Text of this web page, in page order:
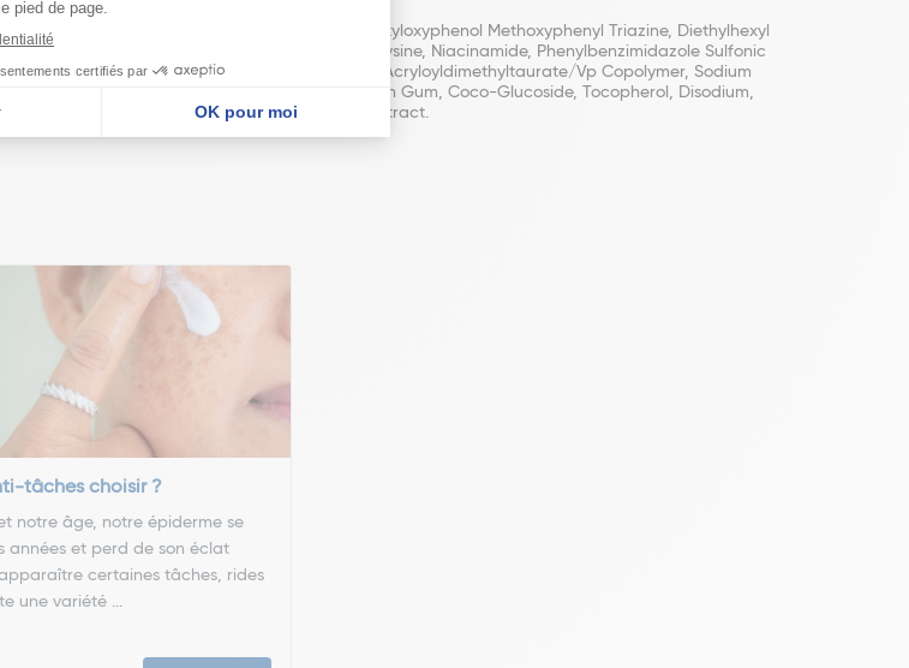
Glycerin, Ethylhexyl Triazone, Bis-Ethylhexyloxyphenol Methoxyphenyl Triazine, Diethylhexyl
Disodium Cetearyl Sulfosuccinate, Lauroyl Lysine, Niacinamide, Phenylbenzimidazole Sulfonic
Bisabolol, Hydroxyacetophenone, Ammonium Acryloyldimethyltaurate/Vp Copolymer, Sodium
Glycol, Carnosine, Sodium Gluconate, Xanthan Gum, Coco-Glucoside, Tocopherol, Disodium,
Seed Oil, Cystoseira Tamariscifolia Extract.
tâches choisir ?
notre âge, notre épiderme se
années et perd de son éclat
certaines tâches, rides
une variété ...